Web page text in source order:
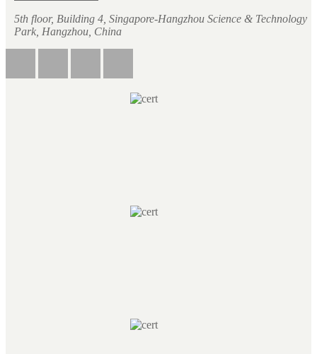
5th floor, Building 4, Singapore-Hangzhou Science & Technology
Park, Hangzhou, China